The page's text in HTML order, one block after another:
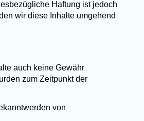
Haftung ist jedoch
wir diese Inhalte umgehend
auch keine Gewähr
zum Zeitpunkt der
von